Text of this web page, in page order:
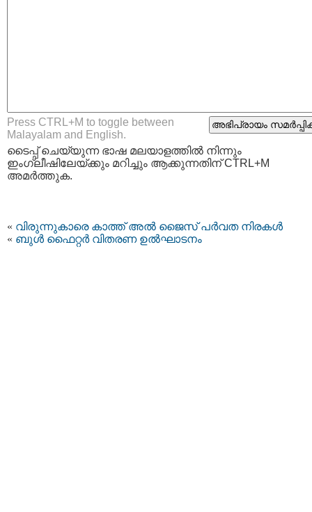
Press CTRL+M to toggle between
Malayalam and English.
ടൈപ്പ്‌ ചെയ്യുന്ന ഭാഷ മലയാളത്തില്‍ നിന്നും
ഇംഗ്ലീഷിലേയ്ക്കും മറിച്ചും ആക്കുന്നതിന് CTRL+M
അമര്‍ത്തുക.
« വിരുന്നുകാരെ കാത്ത് അല്‍ ജൈസ് പര്‍വത നിരകള്‍
« ബുള്‍ ഫൈറ്റര്‍ വിതരണ ഉല്‍ഘാടനം